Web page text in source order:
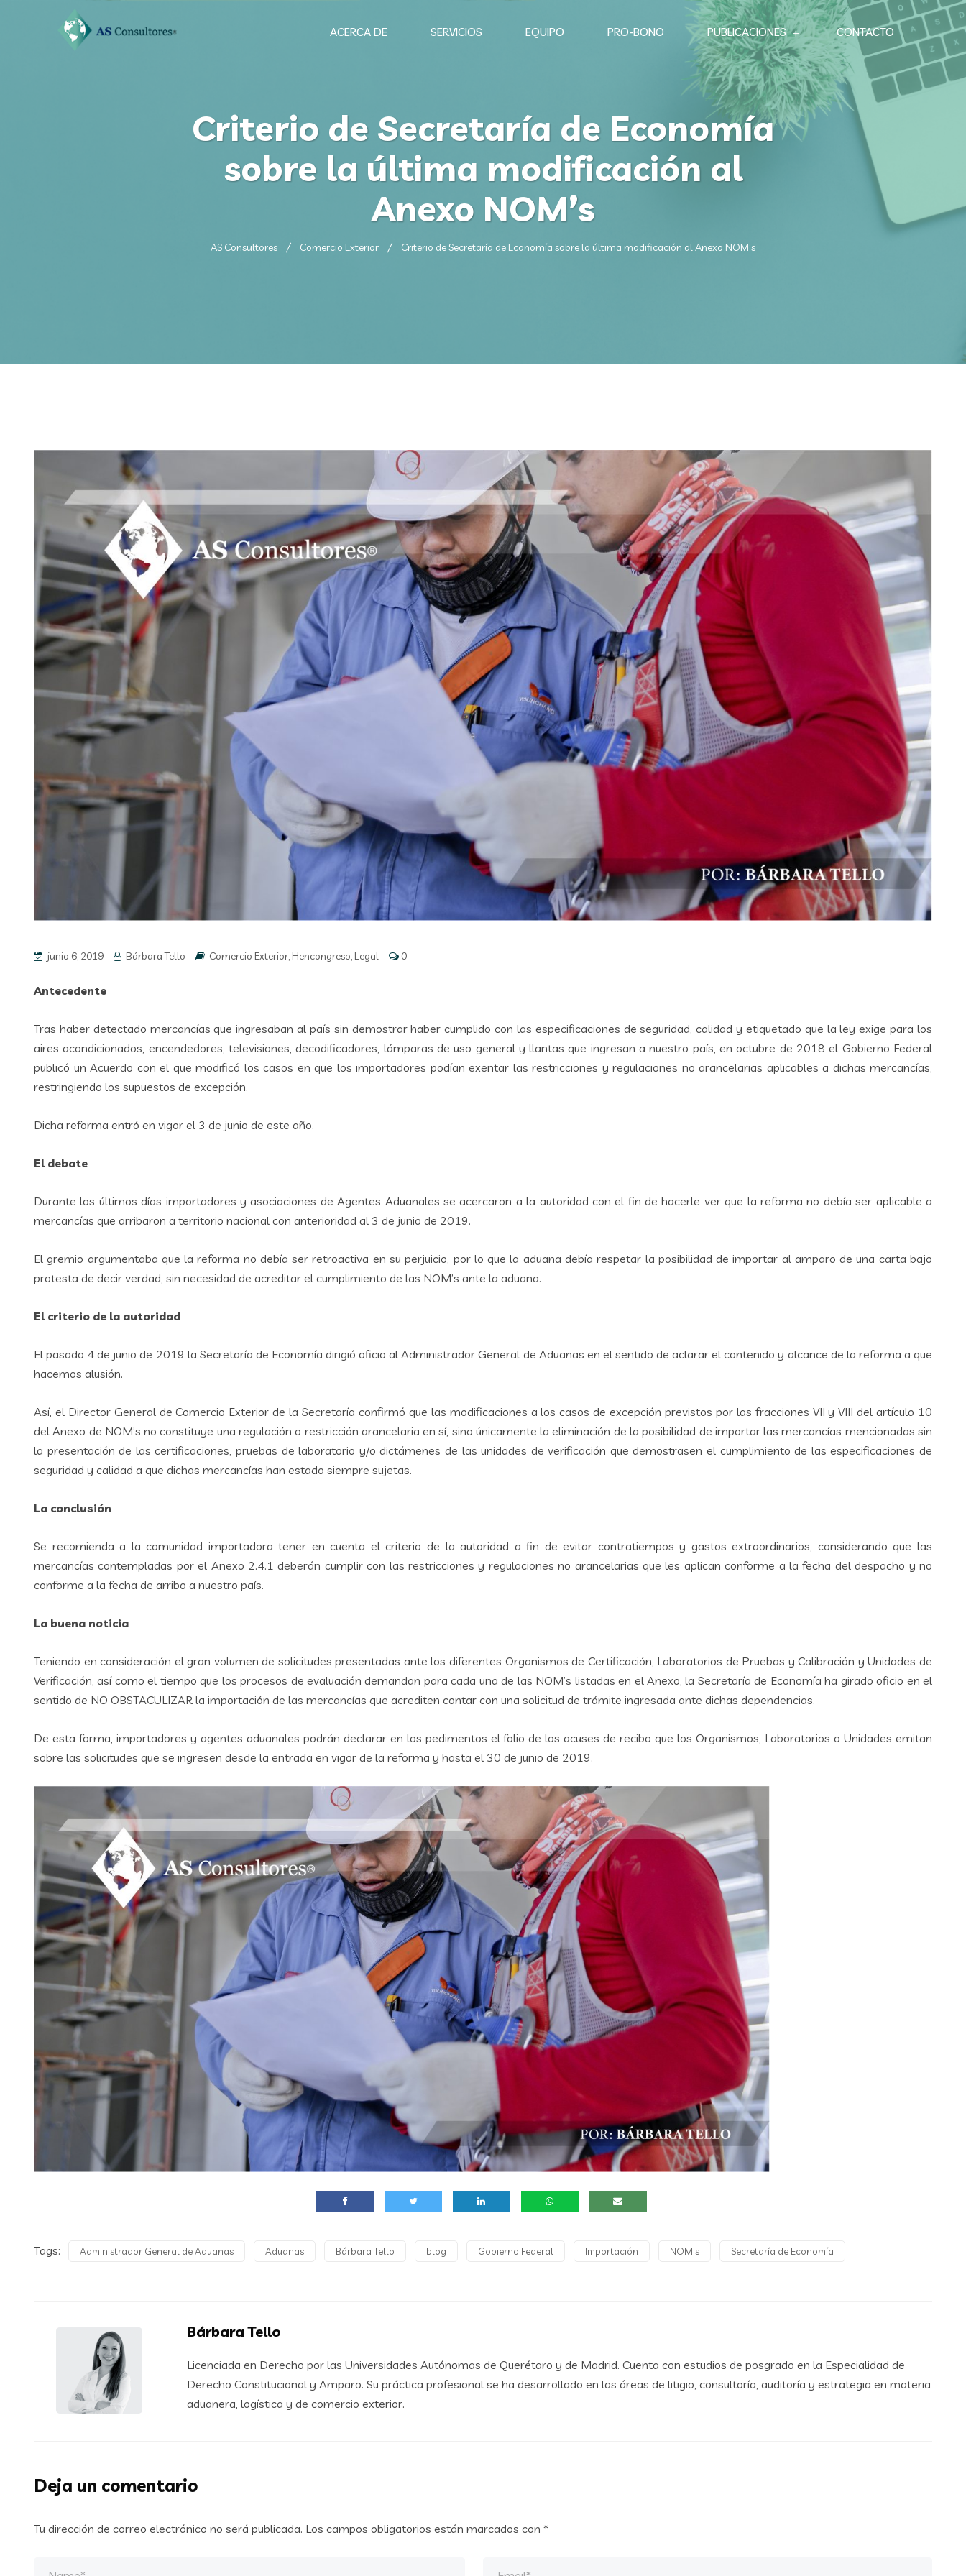
ACERCA DE SERVICIOS EQUIPO PRO-BONO PUBLICACIONES CONTACTO
Criterio de Secretaría de Economía
sobre la última modificación al
Anexo NOM’s
AS Consultores Comercio Exterior Criterio de Secretaría de Economía sobre la última modificación al Anexo NOM’s
junio 6, 2019 Bárbara Tello Comercio Exterior, Hencongreso, Legal 0
Antecedente
Tras haber detectado mercancías que ingresaban al país sin demostrar haber cumplido con las especificaciones de seguridad, calidad y etiquetado que la ley exige para los
aires acondicionados, encendedores, televisiones, decodificadores, lámparas de uso general y llantas que ingresan a nuestro país, en octubre de 2018 el Gobierno Federal
publicó un Acuerdo con el que modificó los casos en que los importadores podían exentar las restricciones y regulaciones no arancelarias aplicables a dichas mercancías,
restringiendo los supuestos de excepción.
Dicha reforma entró en vigor el 3 de junio de este año.
El debate
Durante los últimos días importadores y asociaciones de Agentes Aduanales se acercaron a la autoridad con el fin de hacerle ver que la reforma no debía ser aplicable a
mercancías que arribaron a territorio nacional con anterioridad al 3 de junio de 2019.
El gremio argumentaba que la reforma no debía ser retroactiva en su perjuicio, por lo que la aduana debía respetar la posibilidad de importar al amparo de una carta bajo
protesta de decir verdad, sin necesidad de acreditar el cumplimiento de las NOM’s ante la aduana.
El criterio de la autoridad
El pasado 4 de junio de 2019 la Secretaría de Economía dirigió oficio al Administrador General de Aduanas en el sentido de aclarar el contenido y alcance de la reforma a que
hacemos alusión.
Así, el Director General de Comercio Exterior de la Secretaría confirmó que las modificaciones a los casos de excepción previstos por las fracciones VII y VIII del artículo 10
del Anexo de NOM’s no constituye una regulación o restricción arancelaria en sí, sino únicamente la eliminación de la posibilidad de importar las mercancías mencionadas sin
la presentación de las certificaciones, pruebas de laboratorio y/o dictámenes de las unidades de verificación que demostrasen el cumplimiento de las especificaciones de
seguridad y calidad a que dichas mercancías han estado siempre sujetas.
La conclusión
Se recomienda a la comunidad importadora tener en cuenta el criterio de la autoridad a fin de evitar contratiempos y gastos extraordinarios, considerando que las
mercancías contempladas por el Anexo 2.4.1 deberán cumplir con las restricciones y regulaciones no arancelarias que les aplican conforme a la fecha del despacho y no
conforme a la fecha de arribo a nuestro país.
La buena noticia
Teniendo en consideración el gran volumen de solicitudes presentadas ante los diferentes Organismos de Certificación, Laboratorios de Pruebas y Calibración y Unidades de
Verificación, así como el tiempo que los procesos de evaluación demandan para cada una de las NOM’s listadas en el Anexo, la Secretaría de Economía ha girado oficio en el
sentido de NO OBSTACULIZAR la importación de las mercancías que acrediten contar con una solicitud de trámite ingresada ante dichas dependencias.
De esta forma, importadores y agentes aduanales podrán declarar en los pedimentos el folio de los acuses de recibo que los Organismos, Laboratorios o Unidades emitan
sobre las solicitudes que se ingresen desde la entrada en vigor de la reforma y hasta el 30 de junio de 2019.
Tags: Administrador General de Aduanas Aduanas Bárbara Tello blog Gobierno Federal Importación NOM's Secretaría de Economía
Bárbara Tello
Licenciada en Derecho por las Universidades Autónomas de Querétaro y de Madrid. Cuenta con estudios de posgrado en la Especialidad de
Derecho Constitucional y Amparo. Su práctica profesional se ha desarrollado en las áreas de litigio, consultoría, auditoría y estrategia en materia
aduanera, logística y de comercio exterior.
Deja un comentario
Tu dirección de correo electrónico no será publicada. Los campos obligatorios están marcados con *